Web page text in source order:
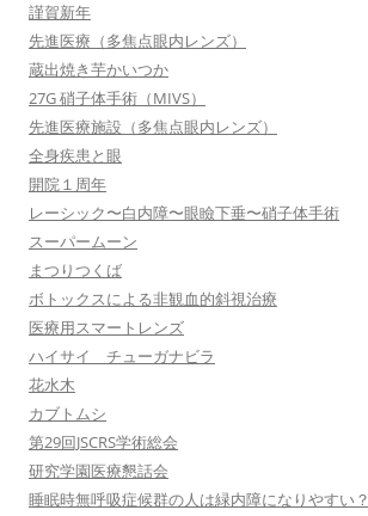
謹賀新年
先進医療（多焦点眼内レンズ）
蔵出焼き芋かいつか
27G 硝子体手術（MIVS）
先進医療施設（多焦点眼内レンズ）
全身疾患と眼
開院１周年
レーシック〜白内障〜眼瞼下垂〜硝子体手術
スーパームーン
まつりつくば
ボトックスによる非観血的斜視治療
医療用スマートレンズ
ハイサイ チューガナビラ
花水木
カブトムシ
第29回JSCRS学術総会
研究学園医療懇話会
睡眠時無呼吸症候群の人は緑内障になりやすい？